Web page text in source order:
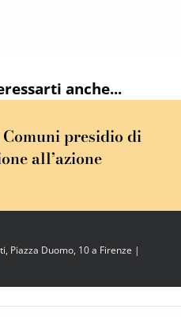
anche...
presidio di
all’azione
Piazza Duomo, 10 a Firenze |